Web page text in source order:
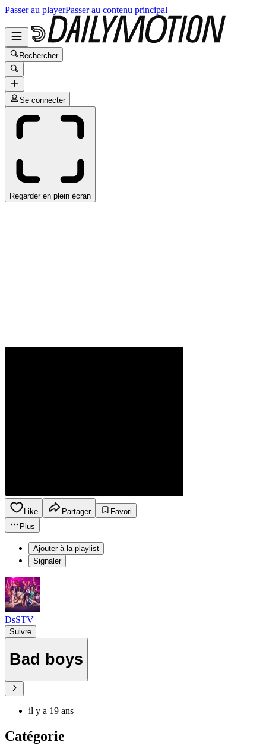
Passer au playerPasser au contenu principal
Rechercher
Se connecter
Regarder en plein écran
Like Partager
Favori
Plus
Ajouter à la playlist
Signaler
DsSTV
Suivre
Bad boys
il y a 19 ans
Catégorie